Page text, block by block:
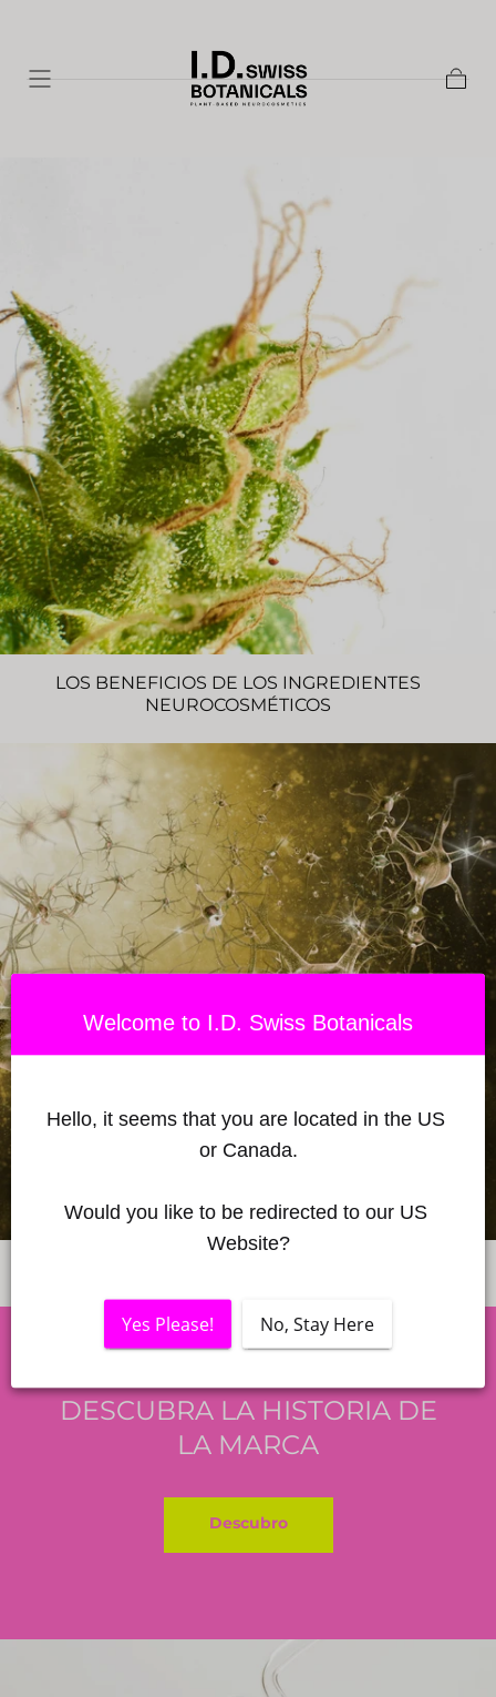
LOS BENEFICIOS DE LOS INGREDIENTES
NEUROCOSMÉTICOS
DESCUBRA LA HISTORIA DE
LA MARCA
Descubro
Welcome to I.D. Swiss Botanicals
Hello, it seems that you are located in the US
or Canada.
Would you like to be redirected to our US
Website?
Yes Please! No, Stay Here